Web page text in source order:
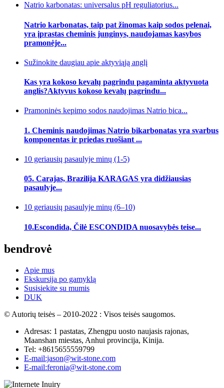
Natrio karbonatas: universalus pH reguliatorius...
Natrio karbonatas, taip pat žinomas kaip sodos pelenai,
yra įprastas cheminis junginys, naudojamas kasybos
pramonėje...
Sužinokite daugiau apie aktyviąją anglį
Kas yra kokoso kevalų pagrindu pagaminta aktyvuota
anglis?Aktyvus kokoso kevalų pagrindu...
Pramoninės kepimo sodos naudojimas Natrio bica...
1. Cheminis naudojimas Natrio bikarbonatas yra svarbus
komponentas ir priedas ruošiant ...
10 geriausių pasaulyje minų (1-5)
05. Carajas, Brazilija KARAGAS yra didžiausias
pasaulyje...
10 geriausių pasaulyje minų (6–10)
10.Escondida, Čilė ESCONDIDA nuosavybės teise...
bendrovė
Apie mus
Ekskursija po gamyklą
Susisiekite su mumis
DUK
© Autorių teisės – 2010-2022 : Visos teisės saugomos.
Adresas: 1 pastatas, Zhengpu uosto naujasis rajonas,
Maanshan miestas, Anhui provincija, Kinija.
Tel: +8615655559799
E-mail:jason@wit-stone.com
E-mail:feronia@wit-stone.com